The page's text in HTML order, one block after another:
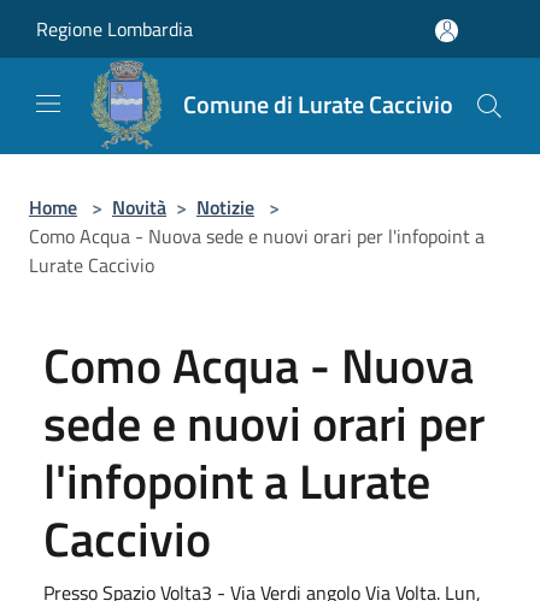
Regione Lombardia
Comune di Lurate Caccivio
Home > Novità > Notizie >
Como Acqua - Nuova sede e nuovi orari per l'infopoint a
Lurate Caccivio
Como Acqua - Nuova
sede e nuovi orari per
l'infopoint a Lurate
Caccivio
Presso Spazio Volta3 - Via Verdi angolo Via Volta. Lun,